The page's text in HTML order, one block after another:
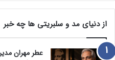
از دنیای مد و سلبریتی ها چه خبر
عطر مهران